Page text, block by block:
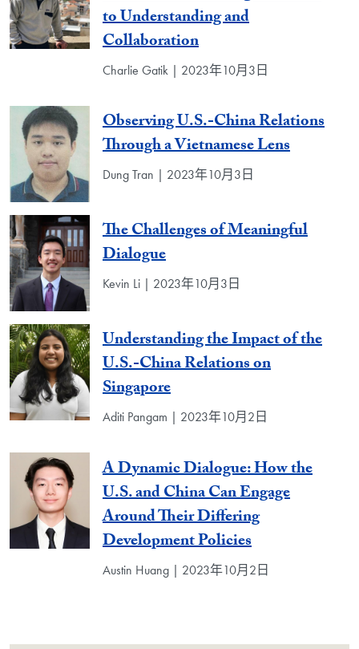
to Understanding and
Collaboration
Charlie Gatik | 2023年10月3日
Observing U.S.-China Relations
Through a Vietnamese Lens
Dung Tran | 2023年10月3日
The Challenges of Meaningful
Dialogue
Kevin Li | 2023年10月3日
Understanding the Impact of the
U.S.-China Relations on
Singapore
Aditi Pangam | 2023年10月2日
A Dynamic Dialogue: How the
U.S. and China Can Engage
Around Their Differing
Development Policies
Austin Huang | 2023年10月2日